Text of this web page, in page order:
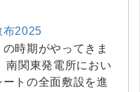
布2025
時期がやってきま
トの全面敷設を進